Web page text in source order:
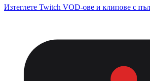
Изтеглете Twitch VOD-ове и клипове с